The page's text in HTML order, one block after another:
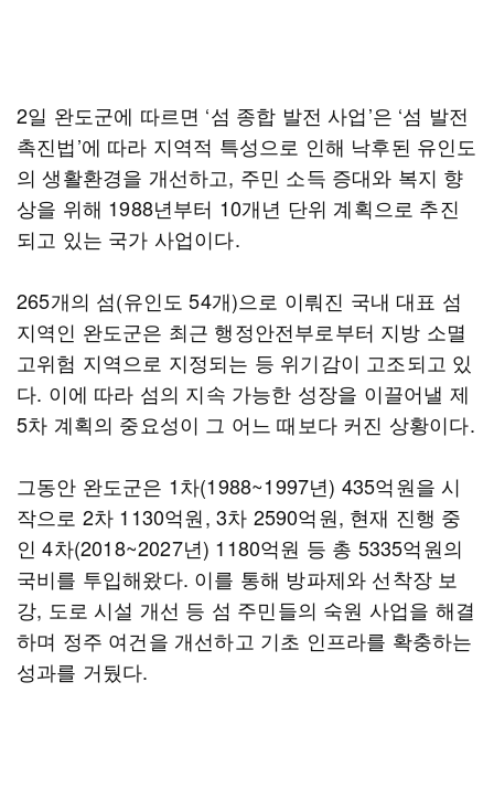
2일 완도군에 따르면 ‘섬 종합 발전 사업’은 ‘섬 발전
촉진법’에 따라 지역적 특성으로 인해 낙후된 유인도
의 생활환경을 개선하고, 주민 소득 증대와 복지 향
상을 위해 1988년부터 10개년 단위 계획으로 추진
되고 있는 국가 사업이다.
265개의 섬(유인도 54개)으로 이뤄진 국내 대표 섬
지역인 완도군은 최근 행정안전부로부터 지방 소멸
고위험 지역으로 지정되는 등 위기감이 고조되고 있
다. 이에 따라 섬의 지속 가능한 성장을 이끌어낼 제
5차 계획의 중요성이 그 어느 때보다 커진 상황이다.
그동안 완도군은 1차(1988~1997년) 435억원을 시
작으로 2차 1130억원, 3차 2590억원, 현재 진행 중
인 4차(2018~2027년) 1180억원 등 총 5335억원의
국비를 투입해왔다. 이를 통해 방파제와 선착장 보
강, 도로 시설 개선 등 섬 주민들의 숙원 사업을 해결
하며 정주 여건을 개선하고 기초 인프라를 확충하는
성과를 거뒀다.